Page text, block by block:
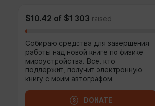
$10.42 of $1 303 raised
Собираю средства для завершения
работы над новой книге по физике
мироустройства. Все, кто
поддержит, получит электронную
книгу с моим автографом
DONATE